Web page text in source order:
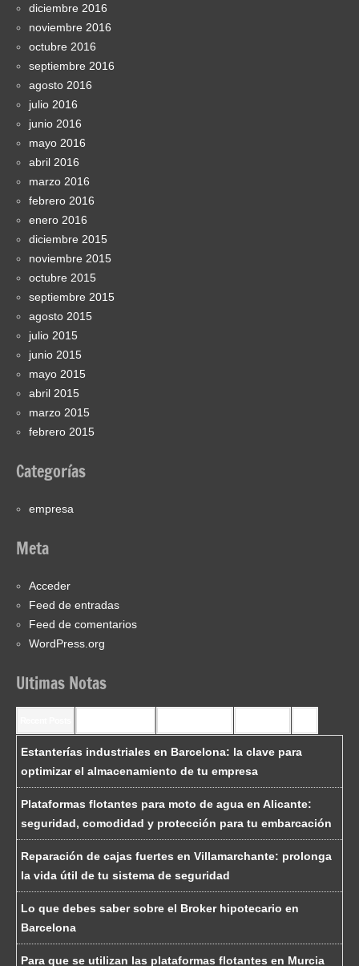
diciembre 2016
noviembre 2016
octubre 2016
septiembre 2016
agosto 2016
julio 2016
junio 2016
mayo 2016
abril 2016
marzo 2016
febrero 2016
enero 2016
diciembre 2015
noviembre 2015
octubre 2015
septiembre 2015
agosto 2015
julio 2015
junio 2015
mayo 2015
abril 2015
marzo 2015
febrero 2015
Categorías
empresa
Meta
Acceder
Feed de entradas
Feed de comentarios
WordPress.org
Ultimas Notas
Estanterías industriales en Barcelona: la clave para
optimizar el almacenamiento de tu empresa
Plataformas flotantes para moto de agua en Alicante:
seguridad, comodidad y protección para tu embarcación
Reparación de cajas fuertes en Villamarchante: prolonga
la vida útil de tu sistema de seguridad
Lo que debes saber sobre el Broker hipotecario en
Barcelona
Para que se utilizan las plataformas flotantes en Murcia